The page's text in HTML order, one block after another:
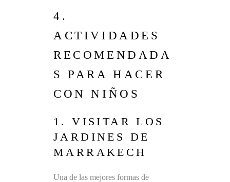
4.
ACTIVIDADES
RECOMENDADA
S PARA HACER
CON NIÑOS
1. VISITAR LOS
JARDINES DE
MARRAKECH
Una de las mejores formas de